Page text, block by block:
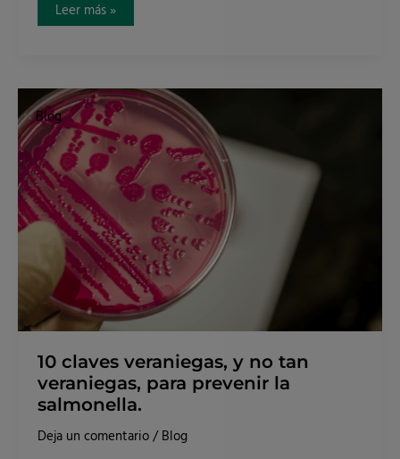
Leer más »
Blog
10 claves veraniegas, y no tan
veraniegas, para prevenir la
salmonella.
Deja un comentario / Blog
10
claves
veraniegas,
y
no
tan
veraniegas,
para
prevenir
la
salmonella.